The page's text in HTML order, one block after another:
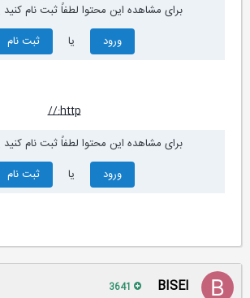
برای مشاهده این محتوا لطفاً ثبت نام کنید یا
ورود
ثبت نام
http://
برای مشاهده این محتوا لطفاً ثبت نام کنید یا
ورود
ثبت نام
BISEl